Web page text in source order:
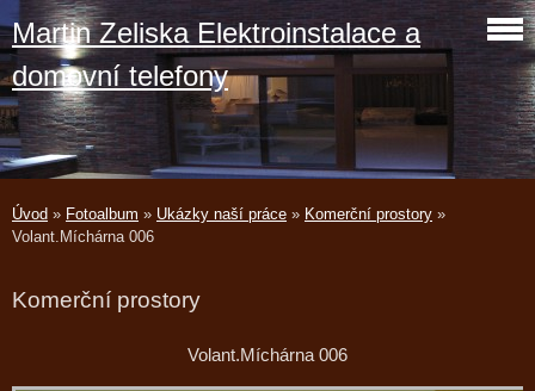
Martin Zeliska Elektroinstalace a
domovní telefony
Úvod » Fotoalbum » Ukázky naší práce » Komerční prostory »
Volant.Míchárna 006
Komerční prostory
Volant.Míchárna 006